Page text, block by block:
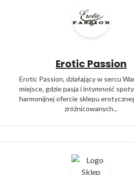
Erotic Passion
Erotic Passion, działający w sercu
miejsce, gdzie pasja i intymność
harmonijnej ofercie sklepu
zróżnicowanych...